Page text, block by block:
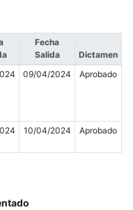
Fecha
Salida
Dictamen
09/04/2024 Aprobado
10/04/2024 Aprobado